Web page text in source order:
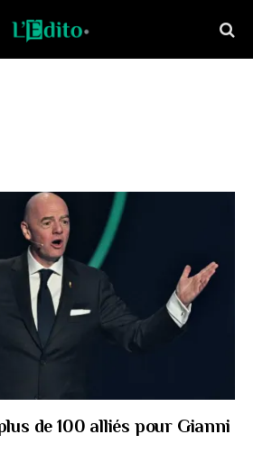
de 100 alliés pour Gianni